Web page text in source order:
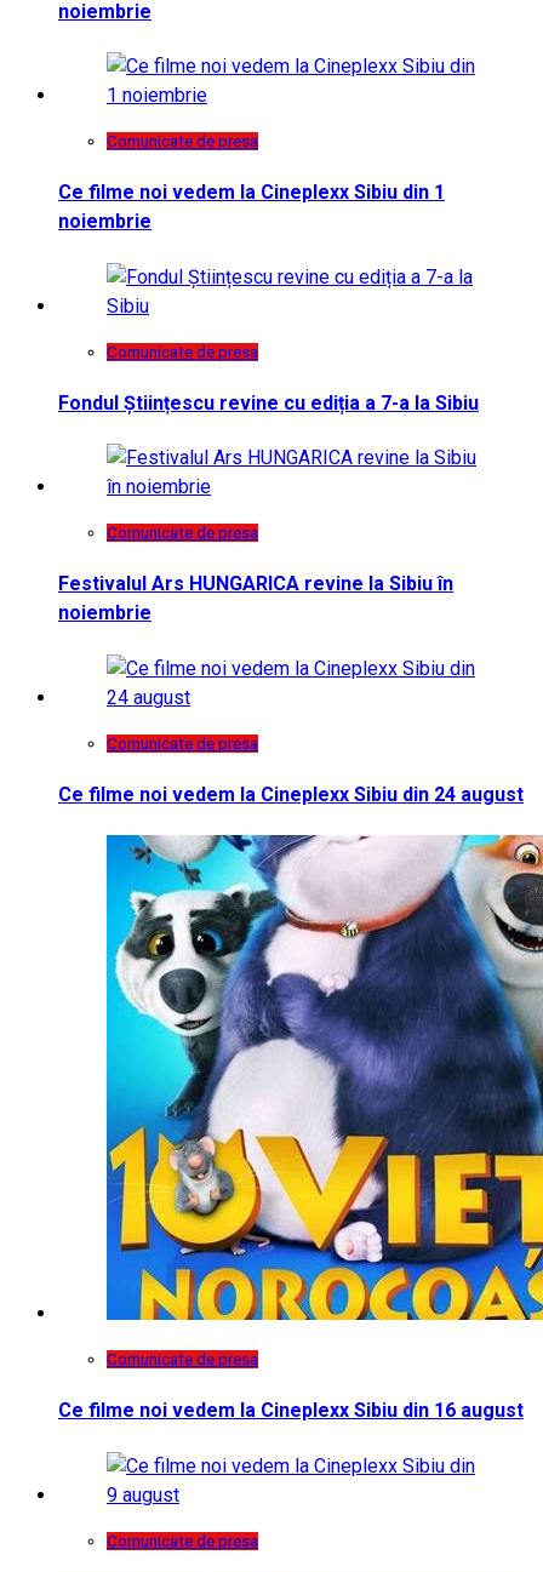
noiembrie
Comunicate de presa
Ce filme noi vedem la Cineplexx Sibiu din 1
noiembrie
Comunicate de presa
Fondul Științescu revine cu ediția a 7-a la Sibiu
Comunicate de presa
Festivalul Ars HUNGARICA revine la Sibiu în
noiembrie
Comunicate de presa
Ce filme noi vedem la Cineplexx Sibiu din 24 august
Comunicate de presa
Ce filme noi vedem la Cineplexx Sibiu din 16 august
Comunicate de presa